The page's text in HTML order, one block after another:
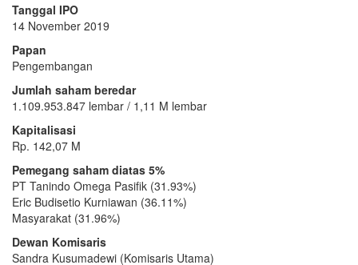
Tanggal IPO
14 November 2019
Papan
Pengembangan
Jumlah saham beredar
1.109.953.847 lembar / 1,11 M lembar
Kapitalisasi
Rp. 142,07 M
Pemegang saham diatas 5%
PT Tanindo Omega Pasifik (31.93%)
Eric Budisetio Kurniawan (36.11%)
Masyarakat (31.96%)
Dewan Komisaris
Sandra Kusumadewi (Komisaris Utama)